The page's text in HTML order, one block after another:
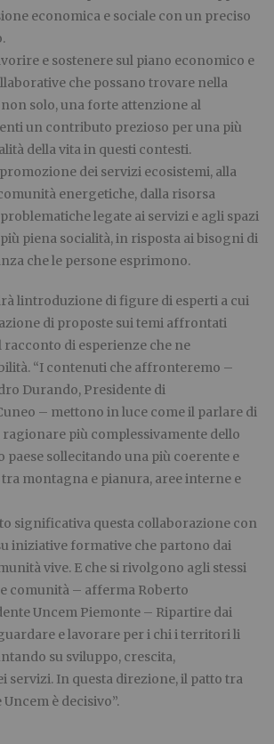
economica e sociale con un preciso
e sostenere sul piano economico e
che possano trovare nella
solo, una forte attenzione al
un contributo prezioso per una più
della vita in questi contesti.
dei servizi ecosistemi, alla
energetiche, dalla risorsa
legate ai servizi e agli spazi
piena socialità, in risposta ai bisogni di
che le persone esprimono.
lintroduzione di figure di esperti a cui
di proposte sui temi affrontati
di esperienze che ne
“I contenuti che affronteremo –
Durando, Presidente di
– mettono in luce come il parlare di
più complessivamente dello
paese sollecitando una più coerente e
montagna e pianura, aree interne e
significativa questa collaborazione con
iniziative formative che partono dai
vive. E che si rivolgono agli stessi
comunità – afferma Roberto
Uncem Piemonte – Ripartire dai
e lavorare per i chi i territori li
su sviluppo, crescita,
servizi. In questa direzione, il patto tra
è decisivo”.